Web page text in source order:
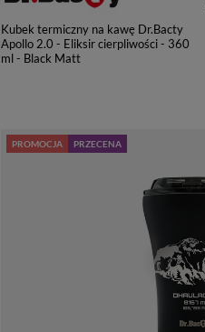
Kubek termiczny na kawę Dr.Bacty
Apollo 2.0 - Eliksir cierpliwości - 360
ml - Black Matt
PROMOCJA PRZECENA